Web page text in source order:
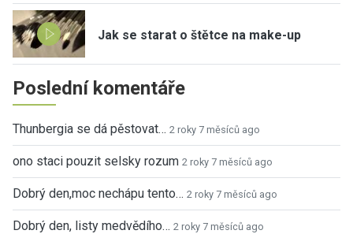
Jak se starat o štětce na make-up
Poslední komentáře
Thunbergia se dá pěstovat… 2 roky 7 měsíců ago
ono staci pouzit selsky rozum 2 roky 7 měsíců ago
Dobrý den,moc nechápu tento… 2 roky 7 měsíců ago
Dobrý den, listy medvědího… 2 roky 7 měsíců ago